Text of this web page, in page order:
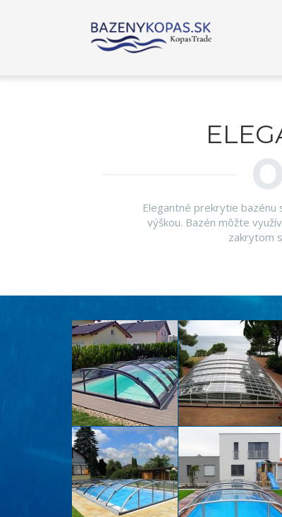
Elegantné prekrytie bazénu
výškou. Bazén môžte
zakrytom